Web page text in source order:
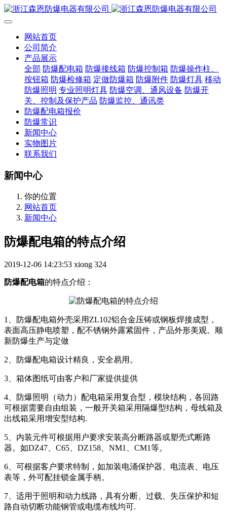
网站首页
公司简介
产品展示
全部 防爆配电箱 防爆接线箱 防爆控制箱 防爆操作柱、
按钮箱 防爆检修箱 定做防爆箱 防爆附件 防爆灯具 移动
防爆照明 专业照明灯具 防爆空调、通风设备 防爆开
关、控制及保护产品 防爆监控、通讯类
防爆配电箱报价
防爆常识
新闻中心
实物图片
联系我们
新闻中心
你的位置
网站首页
新闻中心
防爆配电箱的特点介绍
2019-12-06 14:23:53 xiong 324
防爆配电箱的特点介绍：
1、防爆配电箱外壳采用ZL102铝合金压铸或钢板焊接成型，
表面高压静电喷塑，配不锈钢外露紧固件，产品外形美观。顺
新防爆生产与定做
2、防爆配电箱设计精良，安全易用。
3、箱体图纸可由客户和厂家提供提供
4、防爆照明（动力）配电箱采用复合型，模块结构，各回路
可根据需要自由组装，一般开关箱采用隔爆型结构，母线箱及
出线箱采用增安型结构.
5、内装元件可根据用户要求安装高分断路器或塑壳式断路
器。如DZ47、C65、DZ158、NM1、CM1等。
6、可根据客户要求特制，如加装电涌保护器、电流表、电压
表等，外可配挂锁金属手柄。
7、适用于照明和动力线路，具有分断、过载、失压保护和短
路自动切断功能钢管或电缆布线均可.